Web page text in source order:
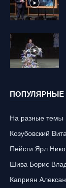
ПОПУЛЯРНЫЕ
На разные темы
Козубовский
Пейсти Ярл
Шива Борис
Каприян